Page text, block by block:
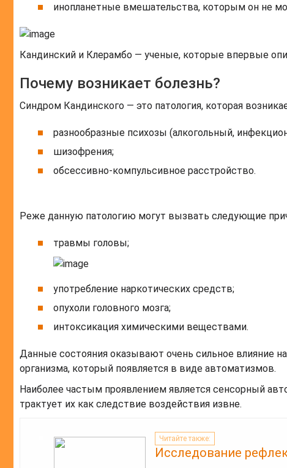
инопланетные вмешательства, которым он не
Кандинский и Клерамбо — ученые, которые впервые
Почему возникает болезнь?
Синдром Кандинского — это патология, которая
разнообразные психозы (алкогольный,
шизофрения;
обсесcивно-компульсивное расстройство.
Реже данную патологию могут вызвать следующие
травмы головы;
употребление наркотических средств;
опухоли головного мозга;
интоксикация химическими веществами.
Данные состояния оказывают очень сильное влияние
организма, который появляется в виде автоматизмов.
Наиболее частым проявлением является сенсорный
трактует их как следствие воздействия извне.
Читайте также:
Исследование